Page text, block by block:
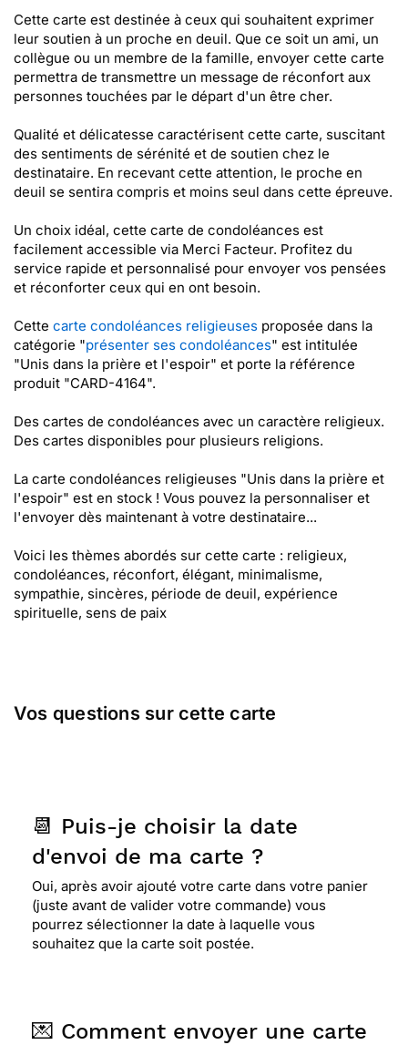
Cette carte est destinée à ceux qui souhaitent exprimer
leur soutien à un proche en deuil. Que ce soit un ami, un
collègue ou un membre de la famille, envoyer cette carte
permettra de transmettre un message de réconfort aux
personnes touchées par le départ d'un être cher.
Qualité et délicatesse caractérisent cette carte, suscitant
des sentiments de sérénité et de soutien chez le
destinataire. En recevant cette attention, le proche en
deuil se sentira compris et moins seul dans cette épreuve.
Un choix idéal, cette carte de condoléances est
facilement accessible via Merci Facteur. Profitez du
service rapide et personnalisé pour envoyer vos pensées
et réconforter ceux qui en ont besoin.
Cette carte condoléances religieuses proposée dans la
catégorie "présenter ses condoléances" est intitulée
"Unis dans la prière et l'espoir" et porte la référence
produit "CARD-4164".
Des cartes de condoléances avec un caractère religieux.
Des cartes disponibles pour plusieurs religions.
La carte condoléances religieuses "Unis dans la prière et
l'espoir" est en stock ! Vous pouvez la personnaliser et
l'envoyer dès maintenant à votre destinataire...
Voici les thèmes abordés sur cette carte : religieux,
condoléances, réconfort, élégant, minimalisme,
sympathie, sincères, période de deuil, expérience
spirituelle, sens de paix
Vos questions sur cette carte
📆 Puis-je choisir la date
d'envoi de ma carte ?
Oui, après avoir ajouté votre carte dans votre panier
(juste avant de valider votre commande) vous
pourrez sélectionner la date à laquelle vous
souhaitez que la carte soit postée.
💌 Comment envoyer une carte